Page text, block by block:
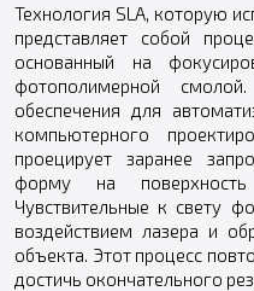
Технология SLA, которую
представляет собой
основанный на
фотополимерной
обеспечения для
компьютерного
проецирует заранее
форму на
Чувствительные к свету
воздействием лазера и
объекта. Этот процесс
достичь окончательного